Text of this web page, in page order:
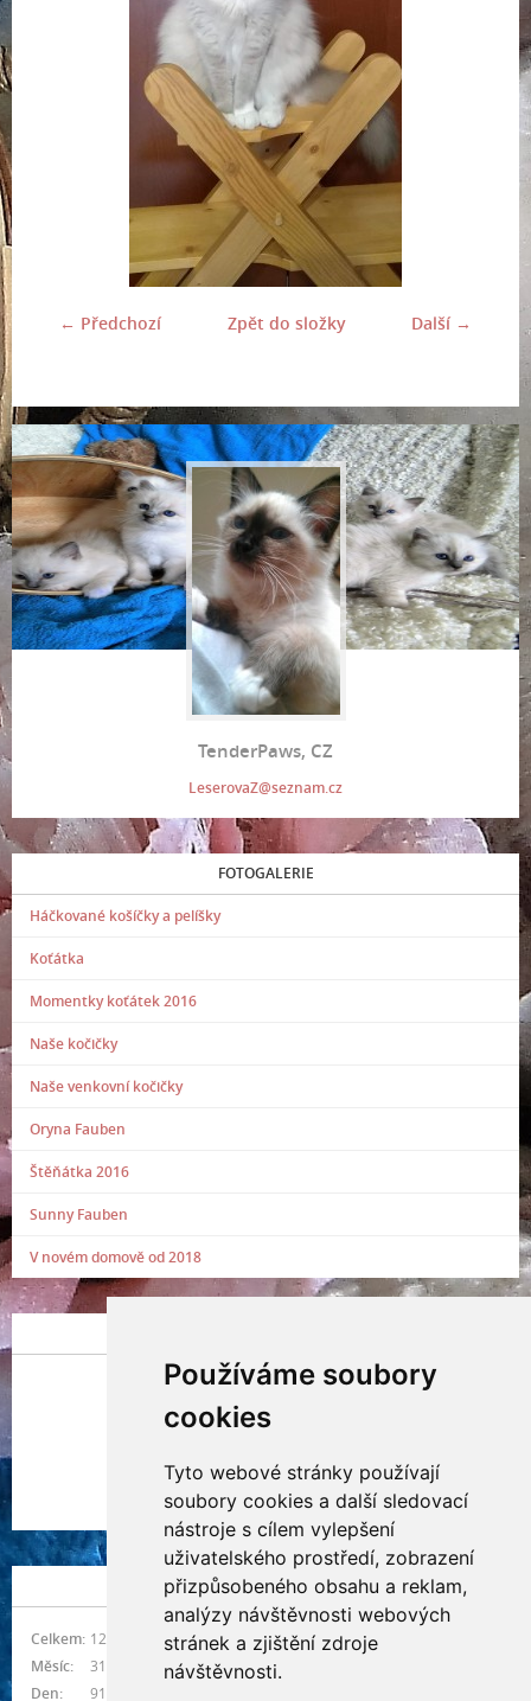
Používáme soubory
cookies
Tyto webové stránky používají
soubory cookies a další sledovací
nástroje s cílem vylepšení
uživatelského prostředí, zobrazení
přizpůsobeného obsahu a reklam,
analýzy návštěvnosti webových
stránek a zjištění zdroje
návštěvnosti.
← Předchozí Další →
Zpět do složky
TenderPaws, CZ
LeserovaZ@seznam.cz
FOTOGALERIE
Háčkované košíčky a pelíšky
Koťátka
Momentky koťátek 2016
Naše kočičky
Naše venkovní kočičky
Oryna Fauben
Štěňátka 2016
Sunny Fauben
V novém domově od 2018
Indianna Ryve
Nostra, CZ
NÁVŠTĚVNOST
Celkem: 1215077
Měsíc:
31417
Den:
916